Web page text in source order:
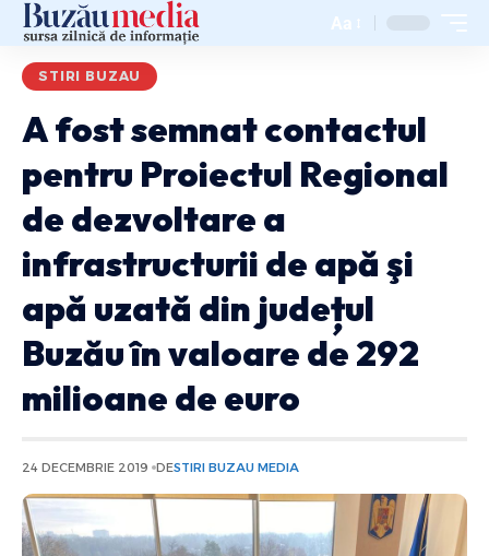
Aa
STIRI BUZAU
A fost semnat contactul
pentru Proiectul Regional
de dezvoltare a
infrastructurii de apă şi
apă uzată din județul
Buzău în valoare de 292
milioane de euro
24 DECEMBRIE 2019 DESTIRI BUZAU MEDIA